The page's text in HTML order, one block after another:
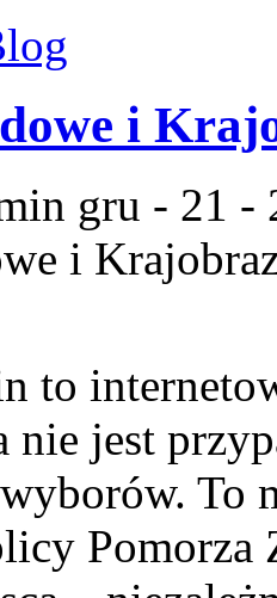
i
gru - 21 -
i
to
nie jest
To